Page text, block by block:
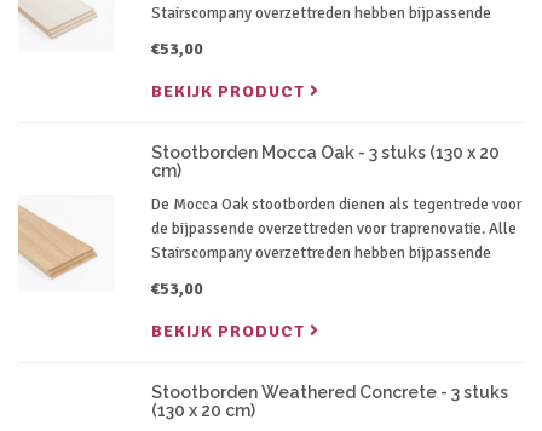
Stairscompany overzettreden hebben bijpassende
€53,00
BEKIJK PRODUCT
Stootborden Mocca Oak - 3 stuks (130 x 20
cm)
De Mocca Oak stootborden dienen als tegentrede voor
de bijpassende overzettreden voor traprenovatie. Alle
Stairscompany overzettreden hebben bijpassende
€53,00
BEKIJK PRODUCT
Stootborden Weathered Concrete - 3 stuks
(130 x 20 cm)